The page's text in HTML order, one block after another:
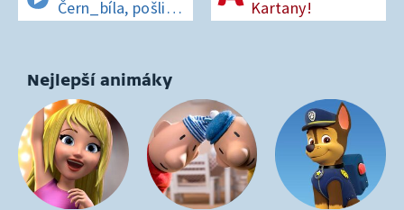
Čern_bíla, pošli
pís_enko
Kartany!
Nejlepší animáky